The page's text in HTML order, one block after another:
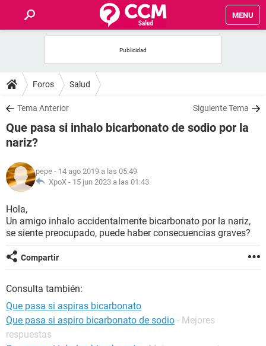
MENU
FOROS
SALUD
FAMILIA
NUTRICIÓN
SEXUALIDAD
GLOSARIO
Foros Salud
Tema Anterior Siguiente Tema
Que pasa si inhalo bicarbonato de sodio por la
nariz?
pepe - 14 ago 2019 a las 05:49
XpoX - 15 jun 2023 a las 01:43
Hola,
Un amigo inhalo accidentalmente bicarbonato por la nariz,
se siente preocupado, puede haber consecuencias graves?
Compartir
Consulta también:
Que pasa si aspiras bicarbonato
Que pasa si aspiro bicarbonato de sodio - Mejores
respuestas